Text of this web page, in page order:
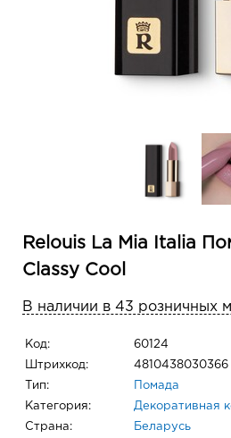
Relouis La Mia Italia
Classy Cool
В наличии в 43 розничных
Код: 60124
Штрихкод: 4810438030366
Тип: Помада
Категория: Декоративная
Страна: Беларусь